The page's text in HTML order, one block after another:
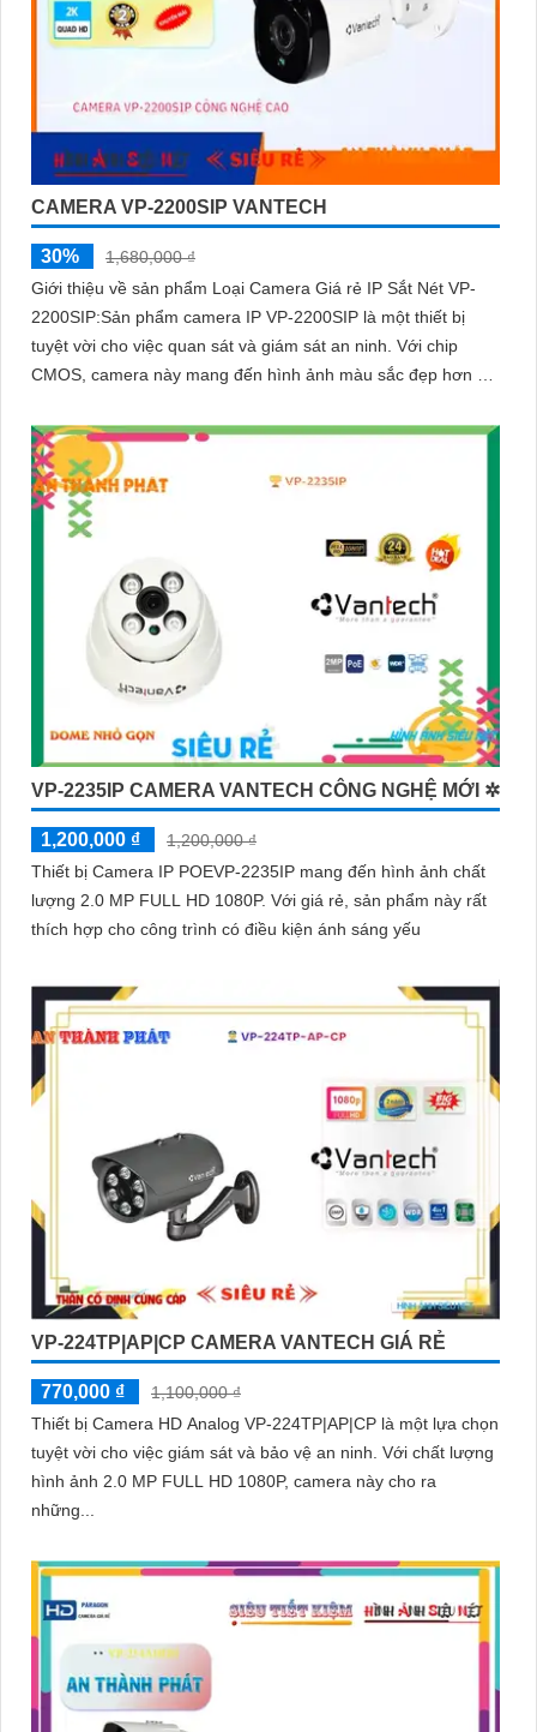
CAMERA VP-2200SIP VANTECH
30%
1,680,000 ₫
Giới thiệu về sản phẩm Loại Camera Giá rẻ IP Sắt Nét VP-
2200SIP:Sản phẩm camera IP VP-2200SIP là một thiết bị
tuyệt vời cho việc quan sát và giám sát an ninh. Với chip
CMOS, camera này mang đến hình ảnh màu sắc đẹp hơn và
VP-2235IP CAMERA VANTECH CÔNG NGHỆ MỚI ✲
1,200,000 ₫
1,200,000 ₫
Thiết bị Camera IP POEVP-2235IP mang đến hình ảnh chất
lượng 2.0 MP FULL HD 1080P. Với giá rẻ, sản phẩm này rất
thích hợp cho công trình có điều kiện ánh sáng yếu
VP-224TP|AP|CP CAMERA VANTECH GIÁ RẺ
770,000 ₫
1,100,000 ₫
Thiết bị Camera HD Analog VP-224TP|AP|CP là một lựa chọn
tuyệt vời cho việc giám sát và bảo vệ an ninh. Với chất lượng
hình ảnh 2.0 MP FULL HD 1080P, camera này cho ra
những...